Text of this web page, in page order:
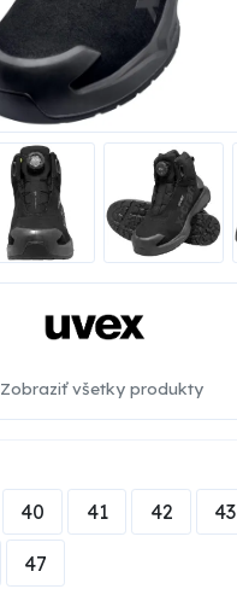
Zobraziť všetky produkty
40 41 42 43
47